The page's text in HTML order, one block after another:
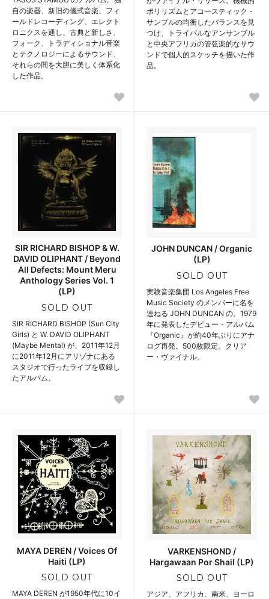
自の楽器、新旧の儀式音楽、フィ
ールドレコーディング、エレクト
ロニクスを通し、古典と新しさ、
フォーク、トラディショナル音楽
とテクノロジーによるサウンド、
それらの間を大胆に美しく体系化
した作品。
ポリリズムとアコースティック・
サンプルの均衡したバランスを見
つけ、トライバルなアンサンブル
と中央アフリカの管弦楽的なサウ
ンドで個人的スケッチを描いた作
品。
SIR RICHARD BISHOP & W.
DAVID OLIPHANT / Beyond
All Defects: Mount Meru
Anthology Series Vol. 1
(LP)
SOLD OUT
SIR RICHARD BISHOP (Sun City
Girls) と W. DAVID OLIPHANT
(Maybe Mental) が、2011年12月
に2011年12月にアリゾナにある
スタジオで行ったライブを収録し
たアルバム。
JOHN DUNCAN / Organic
(LP)
SOLD OUT
実験音楽集団 Los Angeles Free
Music Society のメンバーに名を
連ねる JOHN DUNCAN の、1979
年に発表したデビュー・アルバム
『Organic』が約40年ぶりにアナ
ログ再発。500枚限定。クリア
ー・ヴァイナル。
MAYA DEREN / Voices Of
Haiti (LP)
SOLD OUT
MAYA DEREN が1950年代に10イ
VARKENSHOND /
Hargawaan Por Shail (LP)
SOLD OUT
アジア、アフリカ、南米、ヨーロ